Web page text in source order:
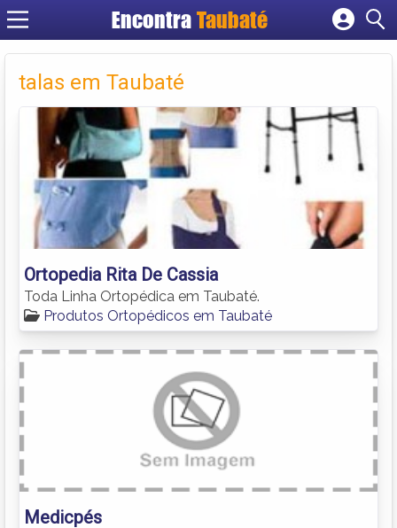
EncontraTaubaté
Cadastrar empresa
Criar conta
talas em Taubaté
Ortopedia Rita De Cassia
Toda Linha Ortopédica em Taubaté.
Produtos Ortopédicos em Taubaté
Medicpés